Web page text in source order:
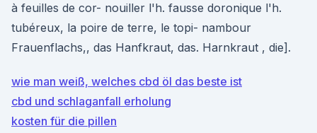
à feuilles de cor- nouiller l'h. fausse doronique l'h.
tubéreux, la poire de terre, le topi- nambour
Frauenflachs,, das Hanfkraut, das. Harnkraut , die].
wie man weiß, welches cbd öl das beste ist
cbd und schlaganfall erholung
kosten für die pillen